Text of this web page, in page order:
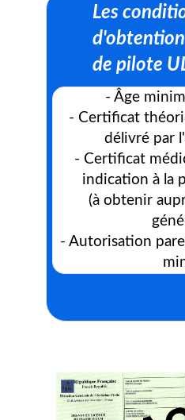
Les
de pilote
- Âge
- Certificat
délivré par
- Certificat
indication à la
(à obtenir
- Autorisation